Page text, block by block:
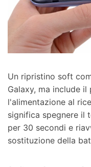
Un ripristino soft
Galaxy, ma include
l'alimentazione al
significa spegnere il
per 30 secondi e
sostituzione della